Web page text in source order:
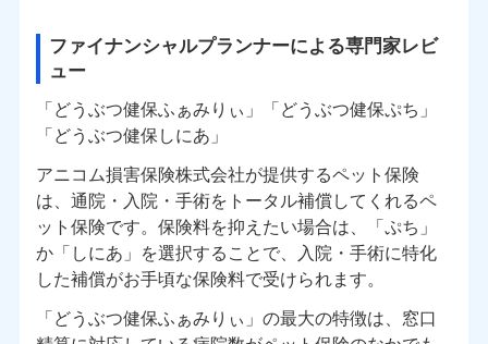
ファイナンシャルプランナーによる専門家レビ
ュー
「どうぶつ健保ふぁみりぃ」「どうぶつ健保ぷち」
「どうぶつ健保しにあ」
アニコム損害保険株式会社が提供するペット保険
は、通院・入院・手術をトータル補償してくれるペ
ット保険です。保険料を抑えたい場合は、「ぷち」
か「しにあ」を選択することで、入院・手術に特化
した補償がお手頃な保険料で受けられます。
「どうぶつ健保ふぁみりぃ」の最大の特徴は、窓口